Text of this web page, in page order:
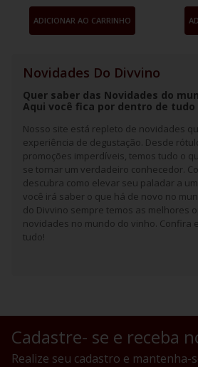
ADICIONAR AO CARRINHO
Novidades Do Divvino
Quer saber das Novidades do
Aqui você fica por dentro de tudo
Nosso site está repleto de novidades
experiência de degustação. Desde
promoções imperdíveis, temos tudo o
se tornar um verdadeiro conhecedor.
descubra como elevar seu paladar a
você irá saber o que há de novo no
do Divvino sempre temos as melhores
novidades no mundo do vinho. Confira
tudo!
Cadastre- se e receba
Realize seu cadastro e mantenha-